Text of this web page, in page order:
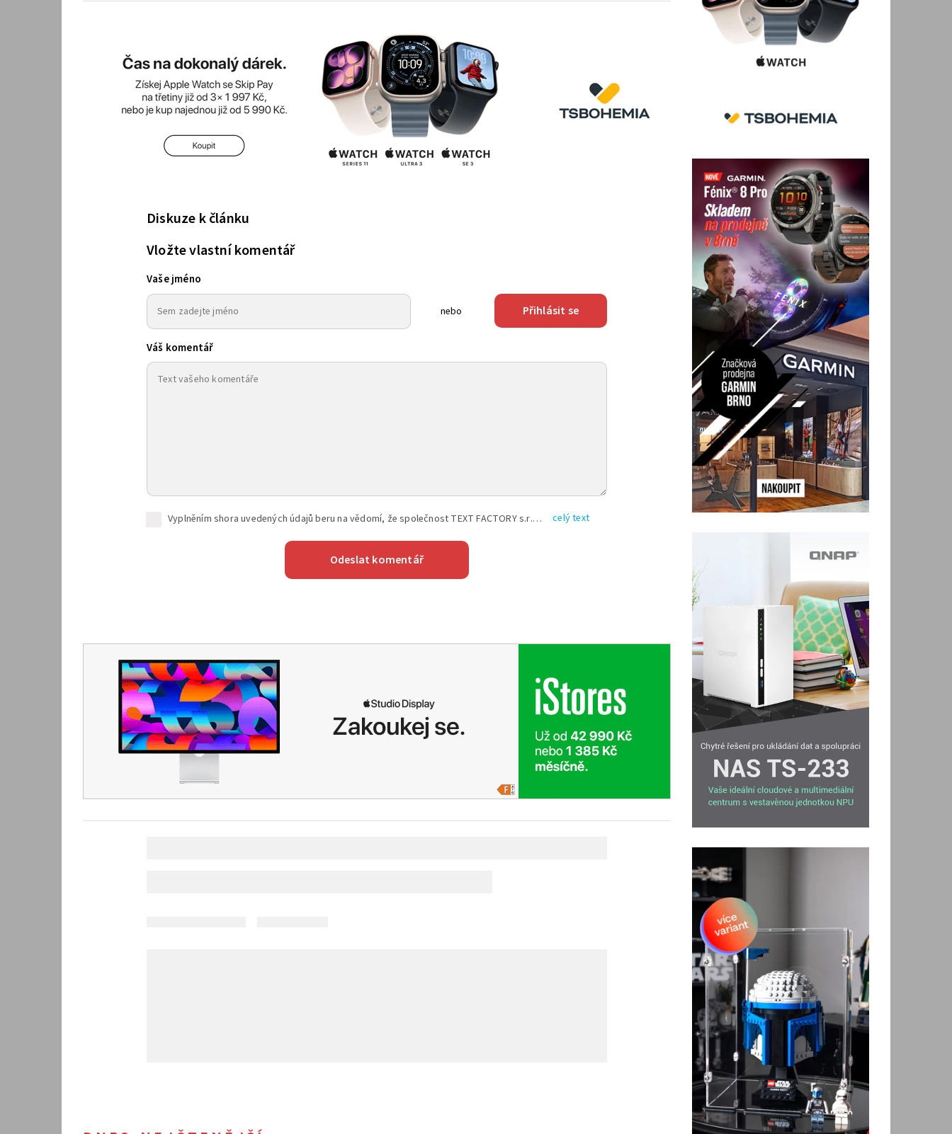
Diskuze k článku
Vložte vlastní komentář
Vaše jméno
nebo Přihlásit se
Váš komentář
Vyplněním shora uvedených údajů beru na vědomí, že společnost TEXT FACTORY s.r.o., sídlem Brno, Durďákova 336/29, Černá Pole, PSČ: 613 00, IČ: 06157831, zapsané u Krajského soudu v Brně, oddíl C, vložka 100399, bude zpracovávat mé osobní údaje uvedené v rámci mnou vyplněného registračního formuláře na základě oprávněných zájmů TEXT FACTORY s.r.o. dle čl. 6 odst. 1 písm. f) GDPR a pro splnění právních povinností (čl. 6 odst. 1 písm. c) GDPR), a to pro tyto účely: nezbytnost zajistit oprávnění návštěvníka webových stránek provozovaných společností TEXT FACTORY s.r.o. přispívat aktivně ke zveřejněným článkům nebo v rámci diskusních fór a výkon práv TEXT FACTORY s.r.o. jako administrátora těchto diskusních fór. Více informací o zpracování osobních údajů a právech lze nalézt v celý text